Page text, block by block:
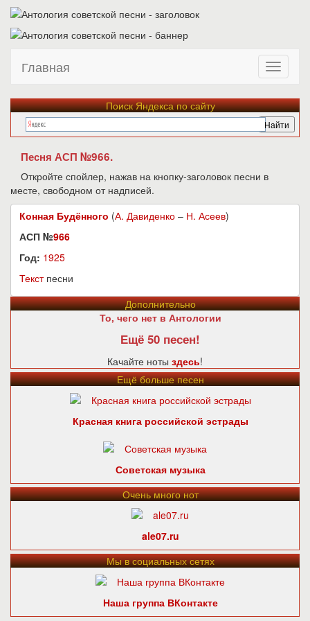
Главная
Поиск Яндекса по сайту
Песня АСП №966.
Откройте спойлер, нажав на кнопку-заголовок песни в
месте, свободном от надписей.
Конная Будённого (А. Давиденко – Н. Асеев)
АСП №966
Год: 1925
Текстпесни
Дополнительно
То, чего нет в Антологии
Ещё 50 песен!
Качайте ноты здесь!
Ещё больше песен
Красная книга российской эстрады
Советская музыка
Очень много нот
ale07.ru
Мы в социальных сетях
Наша группа ВКонтакте